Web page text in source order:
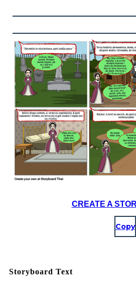
CREATE A
Copy
Storyboard Text